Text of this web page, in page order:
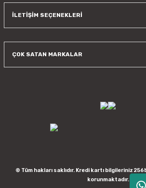
İLETİŞİM SEÇENEKLERİ
ÇOK SATAN MARKALAR
© Tüm hakları saklıdır. Kredi kartı bilgileriniz
korunmaktadır.